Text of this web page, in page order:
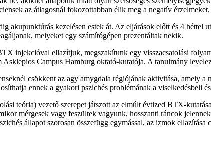
az átlagosnál fokozottabban élik meg a negatív
kezelésen estek át. Az eljárások előtt és 4 héttel
melyeket egy számítógépen prezentáltak nekik.
injekcióval ellazítjuk, megszakítunk egy visszacsatolási
Campus Hamburg oktató-kutatója. A tanulmány
csökkent az agy amygdala régiójának aktivitása, amely
ennek a gyakori pszichés problémának a viselkedésbeli
teória) vezető szerepet játszott az elmúlt évtized BTX-
mérgesek vagy feszültek vagyunk, hosszanti ráncok
állapot szorosan összefügg egymással, az izmok